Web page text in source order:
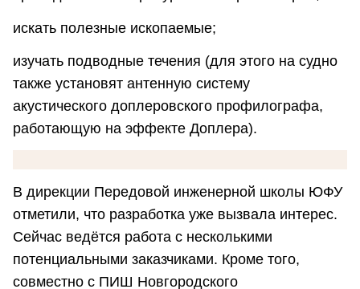
искать полезные ископаемые;
изучать подводные течения (для этого на судно
также установят антенную систему
акустического доплеровского профилографа,
работающую на эффекте Доплера).
В дирекции Передовой инженерной школы ЮФУ
отметили, что разработка уже вызвала интерес.
Сейчас ведётся работа с несколькими
потенциальными заказчиками. Кроме того,
совместно с ПИШ Новгородского